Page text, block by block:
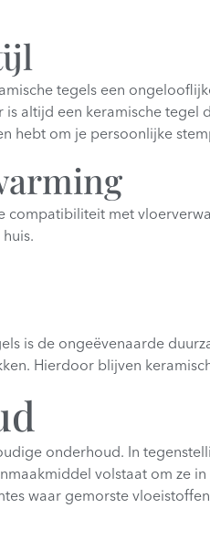
tegels een
altijd een keramische
hebt om je persoonlijke
compatibiliteit met
is de ongeëvenaarde
Hierdoor blijven
onderhoud. In
volstaat om ze
waar gemorste